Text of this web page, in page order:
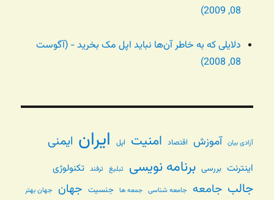
08, 2009)
دلایلی که به خاطر آن‌ها نباید اپل مک بخرید - (آگوست
08, 2008)
آزادی بیان آموزش اقتصاد امنیت اپل ایران ایمنی
اینترنت بررسی برنامه نویسی تبلیغ ترفند تکنولوژی
جالب جامعه جامعه شناسی جمعه ها جنسیت جهان جهان بهتر